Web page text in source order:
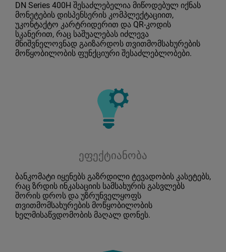
DN Series 400H შესაძლებელია მიწოდებულ იქნას
მონეტების დისპენსერის კომპლექტაციით,
უკონტაქტო კარტრიდერით და QR-კოდის
სკანერით, რაც საშუალებას იძლევა
მნიშვნელოვნად გაიზარდოს თვითმომსახურების
მოწყობილობის ფუნქციური შესაძლებლობები.
ეფექტიანობა
ბანკომატი იყენებს გაზრდილი ტევადობის კასეტებს,
რაც ზრდის ინკასაციის სამსახურის გასვლებს
შორის დროს და უზრუნველყოფს
თვითმომსახურების მოწყობილობის
ხელმისაწვდომობის მაღალ დონეს.